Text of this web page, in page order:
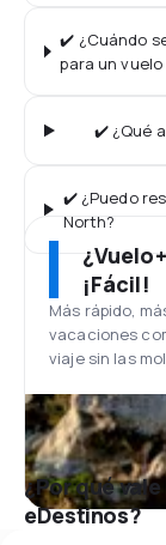
✔️ ¿Cuándo
para un
✔️ ¿Qué
✔️ ¿Puedo
North?
¡Fácil!
Más rápido,
vacaciones
viaje sin las
¿Por qué
eDestinos?